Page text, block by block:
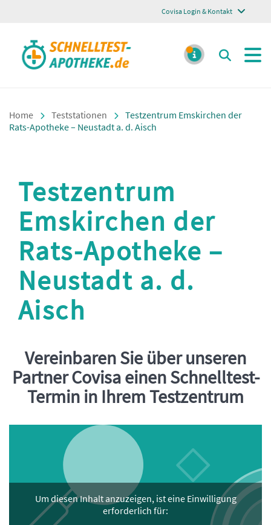
Covisa Login & Kontakt
Schnelltest Apotheke
Suchen
Home Teststationen
Testzentrum Emskirchen der
Rats-Apotheke – Neustadt a. d. Aisch
Testzentrum
Emskirchen der
Rats-Apotheke –
Neustadt a. d.
Aisch
Einleitung
Vereinbaren Sie über unseren
Partner Covisa einen Schnelltest-
Termin in Ihrem Testzentrum
Um diesen Inhalt anzuzeigen, ist eine Einwilligung
erforderlich für: